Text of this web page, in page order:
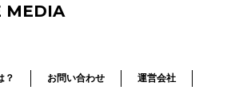
MEDIA
？ お問い合わせ 運営会社